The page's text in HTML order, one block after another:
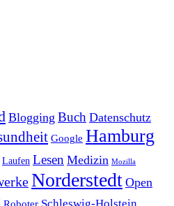
Blogging Buch Datenschutz
Google Hamburg
Laufen Lesen Medizin Mozilla
Norderstedt Open